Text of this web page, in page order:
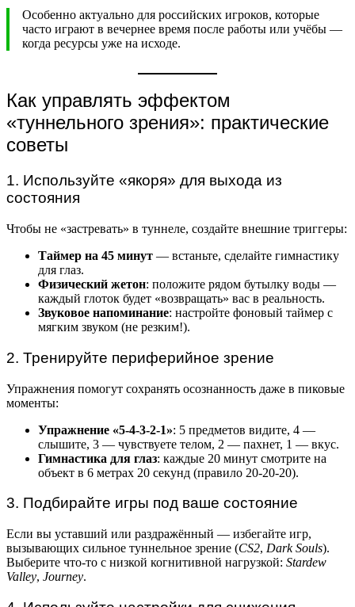
Особенно актуально для российских игроков, которые
часто играют в вечернее время после работы или учёбы —
когда ресурсы уже на исходе.
Как управлять эффектом
«туннельного зрения»: практические
советы
1. Используйте «якоря» для выхода из
состояния
Чтобы не «застревать» в туннеле, создайте внешние триггеры:
Таймер на 45 минут — встаньте, сделайте гимнастику
для глаз.
Физический жетон: положите рядом бутылку воды —
каждый глоток будет «возвращать» вас в реальность.
Звуковое напоминание: настройте фоновый таймер с
мягким звуком (не резким!).
2. Тренируйте периферийное зрение
Упражнения помогут сохранять осознанность даже в пиковые
моменты:
Упражнение «5-4-3-2-1»: 5 предметов видите, 4 —
слышите, 3 — чувствуете телом, 2 — пахнет, 1 — вкус.
Гимнастика для глаз: каждые 20 минут смотрите на
объект в 6 метрах 20 секунд (правило 20-20-20).
3. Подбирайте игры под ваше состояние
Если вы уставший или раздражённый — избегайте игр,
вызывающих сильное туннельное зрение (CS2, Dark Souls).
Выберите что-то с низкой когнитивной нагрузкой: Stardew
Valley, Journey.